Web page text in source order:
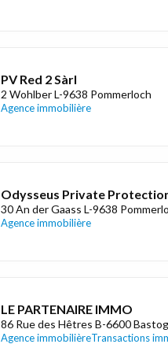
PV Red 2 Sàrl
2 Wohlber L-9638 Pommerloch
Agence immobilière
Odysseus Private Protection
30 An der Gaass L-9638
Agence immobilière
LE PARTENAIRE IMMO
86 Rue des Hêtres B-6600
Agence immobilièreTransactions